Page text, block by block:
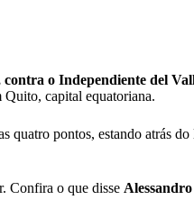
o Independiente del
capital equatoriana.
quatro pontos, estando atrás
Confira o que disse